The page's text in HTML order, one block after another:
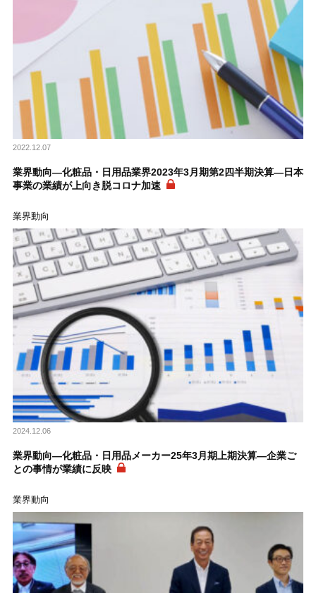
2022.12.07
業界動向―化粧品・日用品業界2023年3月期第2四半期決算―日本
事業の業績が上向き脱コロナ加速
業界動向
2024.12.06
業界動向―化粧品・日用品メーカー25年3月期上期決算―企業ご
との事情が業績に反映
業界動向